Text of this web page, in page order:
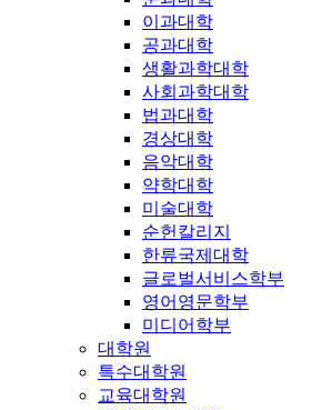
이과대학
공과대학
생활과학대학
사회과학대학
법과대학
경상대학
음악대학
약학대학
미술대학
순헌칼리지
한류국제대학
글로벌서비스학부
영어영문학부
미디어학부
대학원
특수대학원
교육대학원